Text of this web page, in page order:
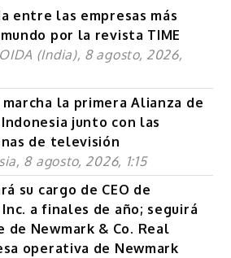
entre las empresas más
por la revista TIME
(India), 8 agosto, 2026,
la primera Alianza de
junto con las
de televisión
8 agosto, 2026, 1:15
su cargo de CEO de
a finales de año; seguirá
de Newmark & Co. Real
operativa de Newmark